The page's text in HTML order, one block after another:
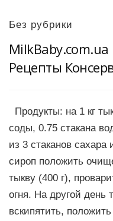
Без рубрики
Рецепты
Продукты: на 1 кг
соды, 0.75 стакана
из 3 стаканов
сироп положить
тыкву (400 г),
огня. На другой день
вскипятить,